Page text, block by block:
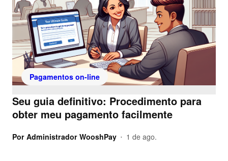
Pagamentos on-line
Seu guia definitivo: Procedimento para
obter meu pagamento facilmente
Por Administrador WooshPay • 1 de ago.